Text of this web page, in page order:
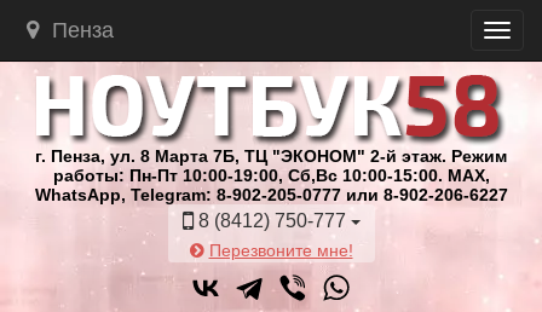
Пенза
г. Пенза, ул. 8 Марта 7Б, ТЦ "ЭКОНОМ" 2-й этаж. Режим
работы: Пн-Пт 10:00-19:00, Сб,Вс 10:00-15:00. MAX,
WhatsApp, Telegram: 8-902-205-0777 или 8-902-206-6227
8 (8412) 750-777
Перезвоните мне!